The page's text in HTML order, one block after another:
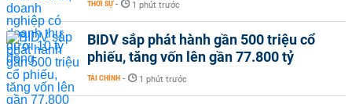
THỜI SỰ - 1 phút trước
BIDV sắp phát hành gần 500 triệu cổ
phiếu, tăng vốn lên gần 77.800 tỷ
TÀI CHÍNH - 1 phút trước